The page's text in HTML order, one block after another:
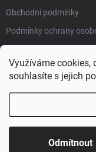
Využíváme cookies,
souhlasíte s jejich
Odmítnout
Obchodní podmínky
Podmínky ochrany
Copyright 2026